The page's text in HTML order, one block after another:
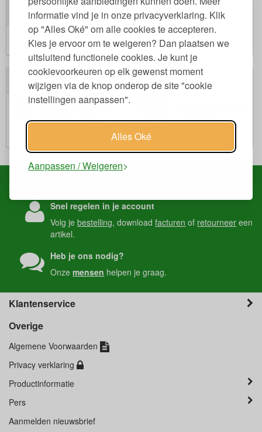
informatie vind je in onze privacyverklaring. Klik
op "Alles Oké" om alle cookies te accepteren.
Kies je ervoor om te weigeren? Dan plaatsen we
uitsluitend functionele cookies. Je kunt je
cookievoorkeuren op elk gewenst moment
wijzigen via de knop onderop de site "cookie
instellingen aanpassen".
Alles Oké
Aanpassen / Weigeren
Winkelwagen
Winkelwagen is leeg.
Subtotaal:
€ 0,00
Veilig winkelen
Service & contact
Snel regelen in je account
Volg jebestelling, downloadfacturen of retourneer een
artikel.
Heb je ons nodig?
Onzemensen helpen je graag.
Klantenservice
Overige
Algemene Voorwaarden
Privacy verklaring
Productinformatie
Pers
Aanmelden nieuwsbrief